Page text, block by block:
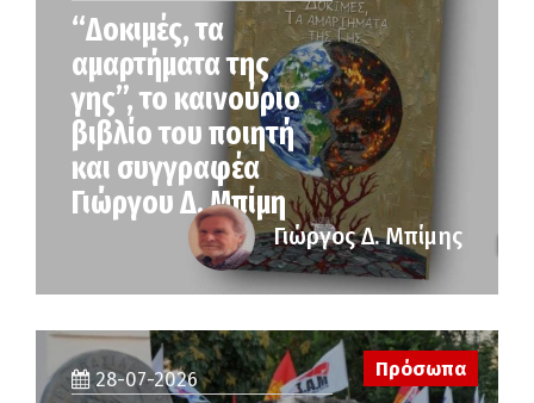
“Δοκιμές, τα
αμαρτήματα της
γης”, το καινούριο
βιβλίο του ποιητή
και συγγραφέα
Γιώργου Δ. Μπίμη
Γιώργος Δ. Μπίμης
28-07-2026
Πρόσωπα